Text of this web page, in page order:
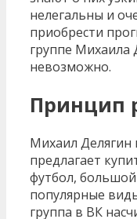
нелегальны и
приобрести
группе Михаила
невозможно.
Принцип
Михаил Делягин
предлагает
футбол, большой
популярные
группа в ВК